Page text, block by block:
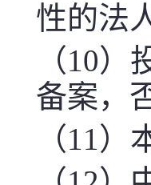
性的法
（10）
备案，
（11）